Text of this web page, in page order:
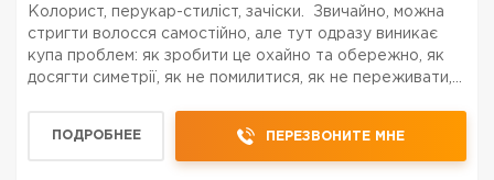
Колорист, перукар-стиліст, зачіски. Звичайно, можна
стригти волосся самостійно, але тут одразу виникає
купа проблем: як зробити це охайно та обережно, як
досягти симетрії, як не помилитися, як не переживати,
ПОДРОБНЕЕ ПЕРЕЗВОНИТЕ МНЕ